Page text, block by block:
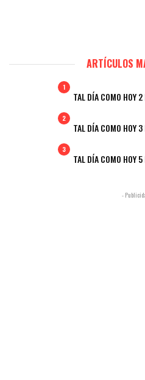
ARTÍCULOS
1
TAL DÍA COMO HOY
2
TAL DÍA COMO HOY
3
TAL DÍA COMO HOY
-